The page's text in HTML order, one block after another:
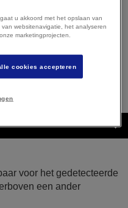
u uw besturingssysteem
voor het gedetecteerde
een ander
u akkoord met het opslaan van
websitenavigatie, het analyseren
marketingprojecten.
cookies accepteren